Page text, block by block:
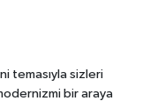
temasıyla sizleri
bir araya